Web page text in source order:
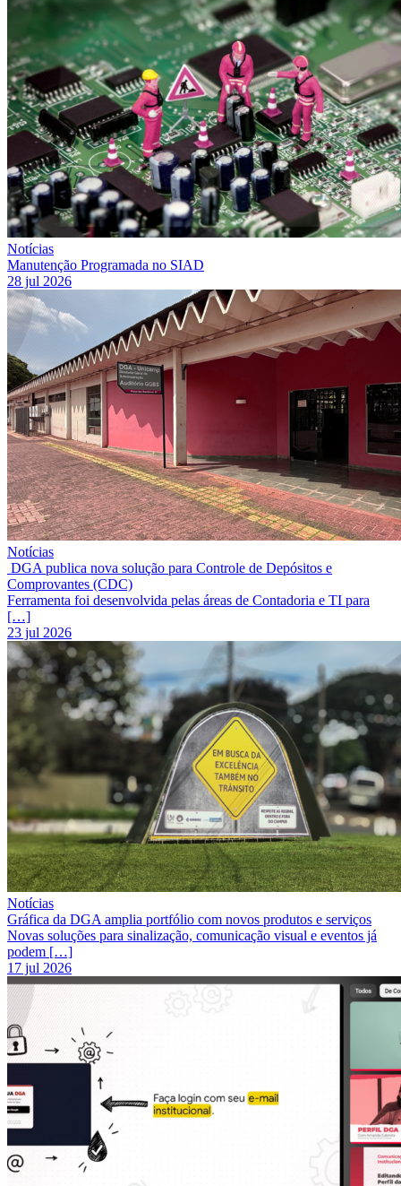
Notícias
Manutenção Programada no SIAD
28 jul 2026
Notícias
DGA publica nova solução para Controle de Depósitos e
Comprovantes (CDC)
Ferramenta foi desenvolvida pelas áreas de Contadoria e TI para
[…]
23 jul 2026
Notícias
Gráfica da DGA amplia portfólio com novos produtos e serviços
Novas soluções para sinalização, comunicação visual e eventos já
podem […]
17 jul 2026